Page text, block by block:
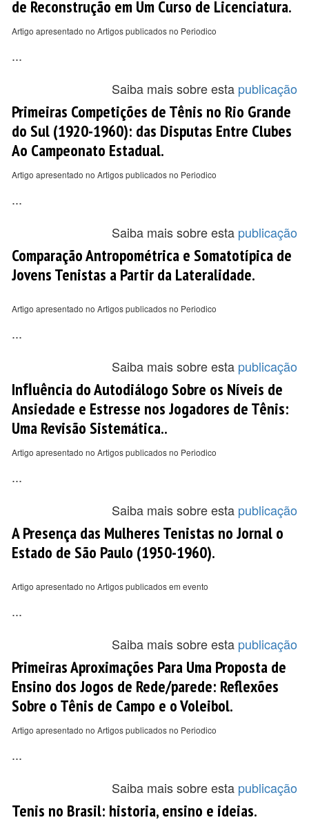
de Reconstrução em Um Curso de Licenciatura.
Artigo apresentado no Artigos publicados no Periodico
...
Saiba mais sobre esta publicação
Primeiras Competições de Tênis no Rio Grande
do Sul (1920-1960): das Disputas Entre Clubes
Ao Campeonato Estadual.
Artigo apresentado no Artigos publicados no Periodico
...
Saiba mais sobre esta publicação
Comparação Antropométrica e Somatotípica de
Jovens Tenistas a Partir da Lateralidade.
Artigo apresentado no Artigos publicados no Periodico
...
Saiba mais sobre esta publicação
Inﬂuência do Autodiálogo Sobre os Níveis de
Ansiedade e Estresse nos Jogadores de Tênis:
Uma Revisão Sistemática..
Artigo apresentado no Artigos publicados no Periodico
...
Saiba mais sobre esta publicação
A Presença das Mulheres Tenistas no Jornal o
Estado de São Paulo (1950-1960).
Artigo apresentado no Artigos publicados em evento
...
Saiba mais sobre esta publicação
Primeiras Aproximações Para Uma Proposta de
Ensino dos Jogos de Rede/parede: Reflexões
Sobre o Tênis de Campo e o Voleibol.
Artigo apresentado no Artigos publicados no Periodico
...
Saiba mais sobre esta publicação
Tenis no Brasil: historia, ensino e ideias.